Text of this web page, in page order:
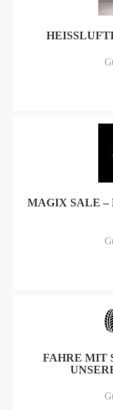
MAGIX SALE –
FAHRE MIT